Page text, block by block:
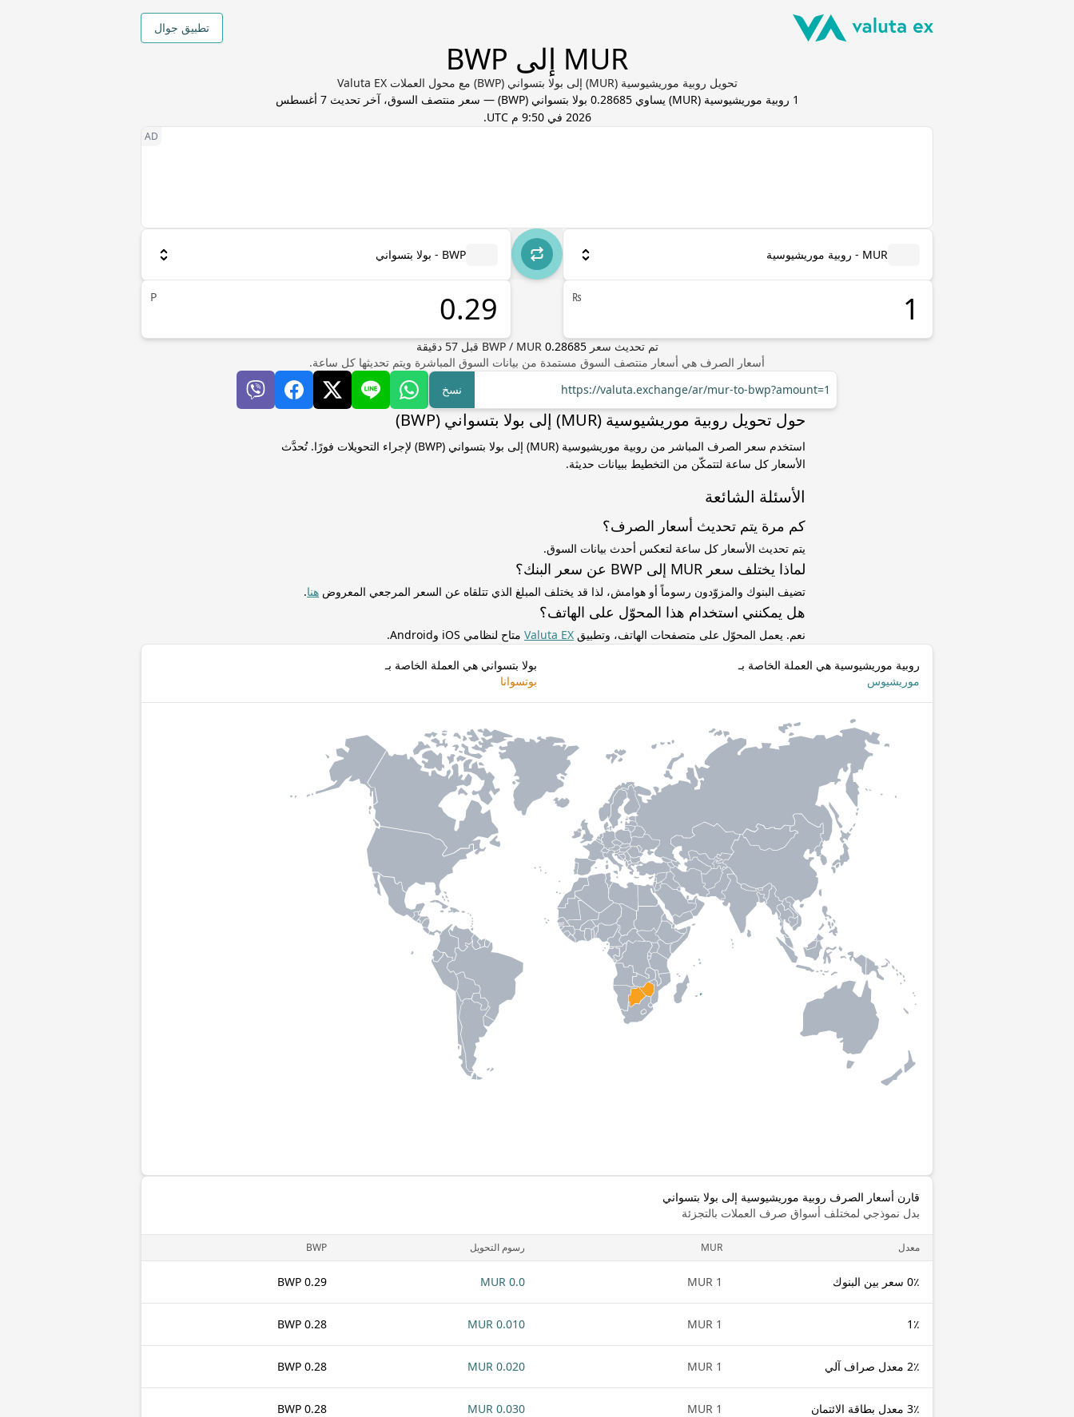
تطبيق جوال
MUR إلى BWP
تحويل روبية موريشيوسية (MUR) إلى بولا بتسواني (BWP) مع محول العملات Valuta EX
1 روبية موريشيوسية (
MUR) يساوي0.28685 بولا بتسواني (
BWP) — سعر منتصف السوق، آخر تحديث
7 أغسطس
2026 في 9:50 م UTC
.
MUR - روبية موريشيوسية
₨
BWP - بولا بتسواني
P
تم تحديث سعر BWP/ MUR 0.28685 قبل57 دقيقة
أسعار الصرف هي أسعار منتصف السوق مستمدة من بيانات السوق المباشرة ويتم تحديثها كل ساعة.
https://valuta.exchange/ar/mur-to-bwp?amount=1
نسخ
حول تحويل روبية موريشيوسية (MUR) إلى بولا بتسواني (BWP)
استخدم سعر الصرف المباشر من روبية موريشيوسية (MUR) إلى بولا بتسواني (BWP) لإجراء التحويلات فورًا. تُحدَّث
الأسعار كل ساعة لتتمكّن من التخطيط ببيانات حديثة.
الأسئلة الشائعة
كم مرة يتم تحديث أسعار الصرف؟
يتم تحديث الأسعار كل ساعة لتعكس أحدث بيانات السوق.
لماذا يختلف سعر MUR إلى BWP عن سعر البنك؟
تضيف البنوك والمزوّدون رسوماً أو هوامش، لذا قد يختلف المبلغ الذي تتلقاه عن السعر المرجعي المعروض هنا.
هل يمكنني استخدام هذا المحوّل على الهاتف؟
نعم. يعمل المحوّل على متصفحات الهاتف، وتطبيق Valuta EX متاح لنظامي iOS وAndroid.
روبية موريشيوسية هي العملة الخاصة بـ
موريشيوس
بولا بتسواني هي العملة الخاصة بـ
بوتسوانا
قارن أسعار الصرف روبية موريشيوسية إلى بولا بتسواني
بدل نموذجي لمختلف أسواق صرف العملات بالتجزئة
معدل MUR رسوم التحويل BWP
0٪ سعر بين البنوك 1 MUR
0.0 MUR
0.29 BWP
1٪ 1 MUR
0.010 MUR
0.28 BWP
2٪ معدل صراف آلي 1 MUR
0.020 MUR
0.28 BWP
3٪ معدل بطاقة الائتمان 1 MUR
0.030 MUR
0.28 BWP